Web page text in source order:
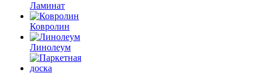
Ламинат
Ковролин
Линолеум